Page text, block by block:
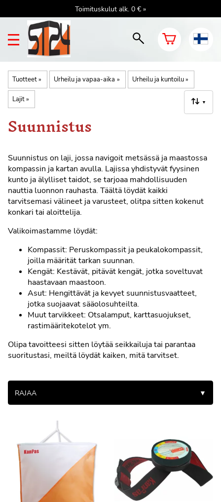
Toimituskulut alk. 0 € »
Tuotteet‪» Urheilu ja vapaa-aika ‪» Urheilu ja kuntoilu‪»
Lajit‪» ▼
Suunnistus
Suunnistus on laji, jossa navigoit metsässä ja maastossa
kompassin ja kartan avulla. Lajissa yhdistyvät fyysinen
kunto ja älylliset taidot, se tarjoaa mahdollisuuden
nauttia luonnon rauhasta. Täältä löydät kaikki
tarvitsemasi välineet ja varusteet, olitpa sitten kokenut
konkari tai aloittelija.
Valikoimastamme löydät:
Kompassit: Peruskompassit ja peukalokompassit,
joilla määrität tarkan suunnan.
Kengät: Kestävät, pitävät kengät, jotka soveltuvat
haastavaan maastoon.
Asut: Hengittävät ja kevyet suunnistusvaatteet,
jotka suojaavat sääolosuhteilta.
Muut tarvikkeet: Otsalamput, karttasuojukset,
rastimääritekotelot ym.
Olipa tavoitteesi sitten löytää seikkailuja tai parantaa
suoritustasi, meiltä löydät kaiken, mitä tarvitset.
RAJAA ▼